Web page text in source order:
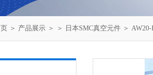
＞ 产品展示 ＞ ＞ 日本SMC真空元件 ＞